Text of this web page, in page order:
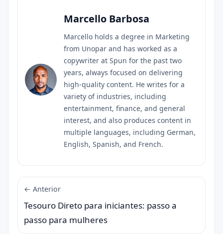
Marcello Barbosa
Marcello holds a degree in Marketing
from Unopar and has worked as a
copywriter at Spun for the past two
years, always focused on delivering
high-quality content. He writes for a
variety of industries, including
entertainment, finance, and general
interest, and also produces content in
multiple languages, including German,
English, Spanish, and French.
← Anterior
Tesouro Direto para iniciantes: passo a
passo para mulheres